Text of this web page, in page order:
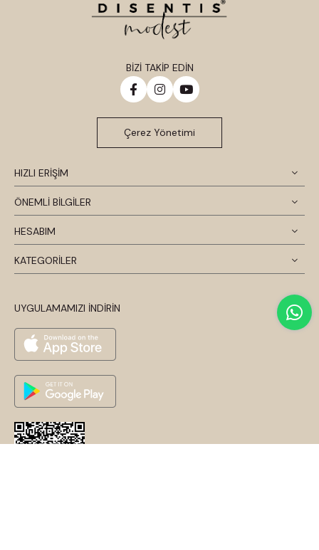
HIZLI ERİŞİM
ÖNEMLİ BİLGİLER
HESABIM
KATEGORİLER
UYGULAMAMIZI İNDİRİN
BİZİ TAKİP EDİN
Çerez Yönetimi